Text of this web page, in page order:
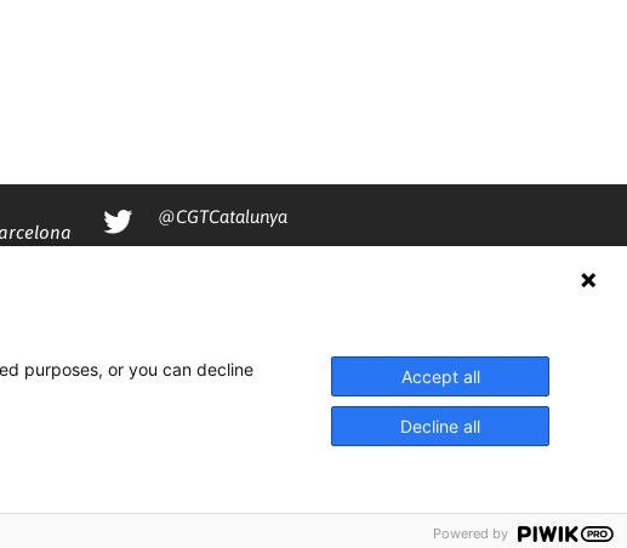
@CGTCatalunya
purposes, or you can decline
Accept all
Decline all
Powered by